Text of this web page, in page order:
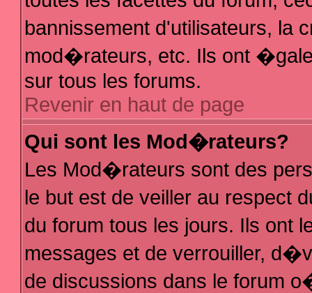
bannissement d'utilisateurs, la
mod�rateurs, etc. Ils ont
sur tous les forums.
Revenir en haut de page
Qui sont les Mod�rateurs?
Les Mod�rateurs sont des
le but est de veiller au respect
du forum tous les jours. Ils ont
messages et de verrouiller,
de discussions dans le forum